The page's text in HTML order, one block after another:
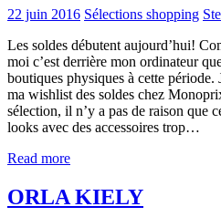
22 juin 2016 Sélections shopping
Les soldes débutent aujourd’hui!
moi c’est derrière mon ordinateur
boutiques physiques à cette période.
ma wishlist des soldes chez
sélection, il n’y a pas de raison que
looks avec des accessoires trop…
Read more
ORLA KIELY